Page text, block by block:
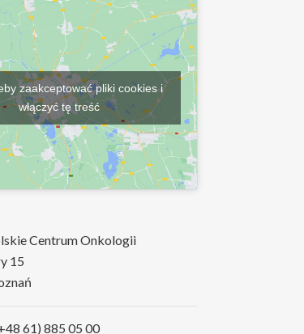
zaakceptować pliki cookies i
włączyć tę treść
Centrum Onkologii
15
61) 885 05 00